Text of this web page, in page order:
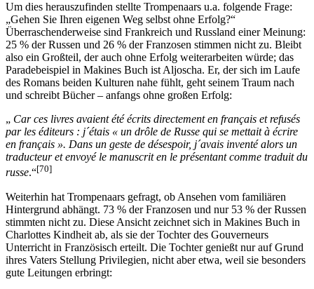
Um dies herauszufinden stellte Trompenaars u.a. folgende Frage:
„Gehen Sie Ihren eigenen Weg selbst ohne Erfolg?“
Überraschenderweise sind Frankreich und Russland einer Meinung:
25 % der Russen und 26 % der Franzosen stimmen nicht zu. Bleibt
also ein Großteil, der auch ohne Erfolg weiterarbeiten würde; das
Paradebeispiel in Makines Buch ist Aljoscha. Er, der sich im Laufe
des Romans beiden Kulturen nahe fühlt, geht seinem Traum nach
und schreibt Bücher – anfangs ohne großen Erfolg:
„ Car ces livres avaient été écrits directement en français et refusés
par les éditeurs : j´étais « un drôle de Russe qui se mettait à écrire
en français ». Dans un geste de désespoir, j´avais inventé alors un
traducteur et envoyé le manuscrit en le présentant comme traduit du
russe.“[70]
Weiterhin hat Trompenaars gefragt, ob Ansehen vom familiären
Hintergrund abhängt. 73 % der Franzosen und nur 53 % der Russen
stimmten nicht zu. Diese Ansicht zeichnet sich in Makines Buch in
Charlottes Kindheit ab, als sie der Tochter des Gouverneurs
Unterricht in Französisch erteilt. Die Tochter genießt nur auf Grund
ihres Vaters Stellung Privilegien, nicht aber etwa, weil sie besonders
gute Leitungen erbringt: